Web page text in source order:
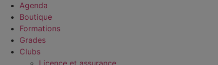
Agenda
Boutique
Formations
Grades
Clubs
Licence et assurance